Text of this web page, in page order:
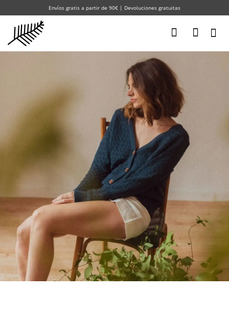
al
contenido
Envíos gratis a partir de 90€ | Devoluciones gratuitas